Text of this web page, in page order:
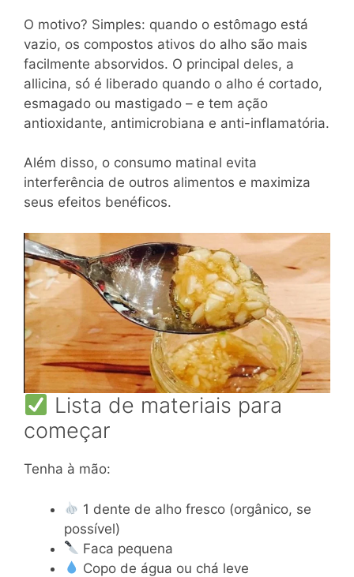
O motivo? Simples: quando o estômago está
vazio, os compostos ativos do alho são mais
facilmente absorvidos. O principal deles, a
allicina, só é liberado quando o alho é cortado,
esmagado ou mastigado – e tem ação
antioxidante, antimicrobiana e anti-inflamatória.
Além disso, o consumo matinal evita
interferência de outros alimentos e maximiza
seus efeitos benéficos.
Lista de materiais para
começar
Tenha à mão:
1 dente de alho fresco (orgânico, se
possível)
Faca pequena
Copo de água ou chá leve